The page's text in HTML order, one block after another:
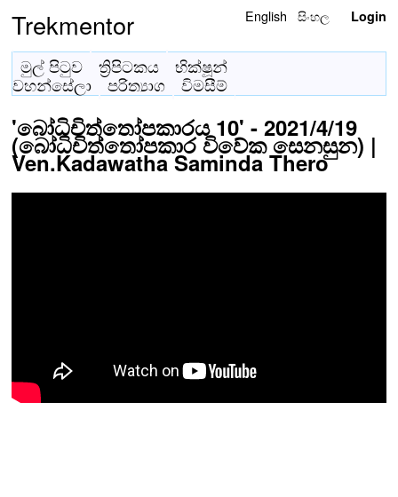
Trekmentor English සිංහල Login
මුල් පිටුව ත්‍රිපිටකය
භික්ෂූන්
වහන්සේලා
පරිත්‍යාග විමසීම්
'බෝධිචිත්තෝපකාරය 10' - 2021/4/19
(බෝධිචිත්තෝපකාර විවේක සෙනසුන) |
Ven.Kadawatha Saminda Thero